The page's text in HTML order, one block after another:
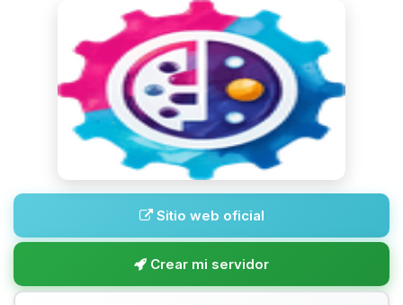
Sitio web oficial
Crear mi servidor